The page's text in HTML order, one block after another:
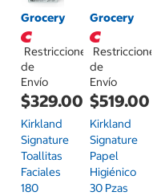
Grocery
Restricciones
de
Envío
$329.00
Kirkland
Signature
Toallitas
Faciales
180
Grocery
Restricciones
de
Envío
$519.00
Kirkland
Signature
Papel
Higiénico
30 Pzas